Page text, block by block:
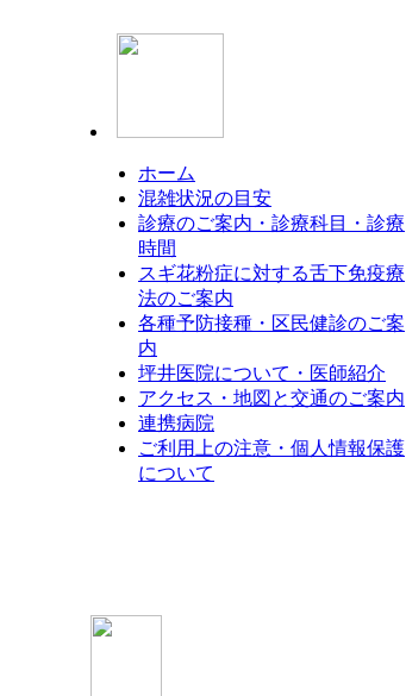
ホーム
混雑状況の目安
診療のご案内・診療科目・診療
時間
スギ花粉症に対する舌下免疫療
法のご案内
各種予防接種・区民健診のご案
内
坪井医院について・医師紹介
アクセス・地図と交通のご案内
連携病院
ご利用上の注意・個人情報保護
について